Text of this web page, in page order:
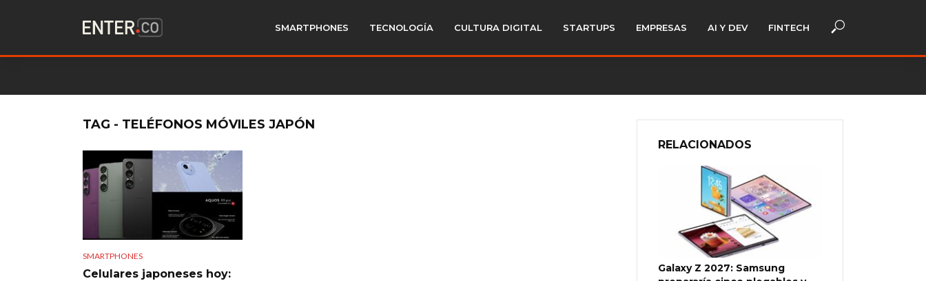
SMARTPHONES TECNOLOGÍA CULTURA DIGITAL STARTUPS EMPRESAS AI Y DEV FINTECH
TAG - TELÉFONOS MÓVILES JAPÓN
SMARTPHONES
Celulares japoneses hoy:
RELACIONADOS
Galaxy Z 2027: Samsung